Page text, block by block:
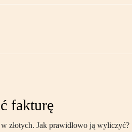
fakturę
złotych. Jak prawidłowo ją wyliczyć?